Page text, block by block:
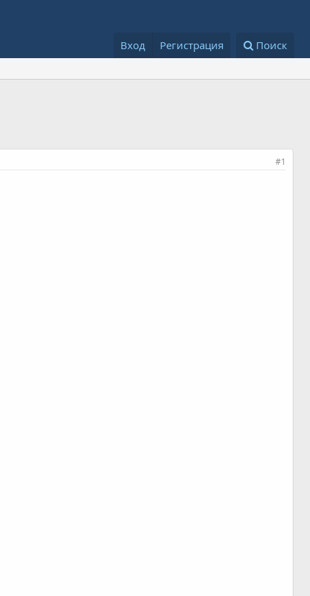
Вход Регистрация Поиск
#1